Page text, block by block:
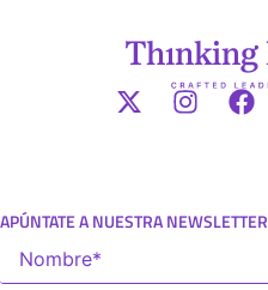
APÚNTATE A NUESTRA NEWSLETTER